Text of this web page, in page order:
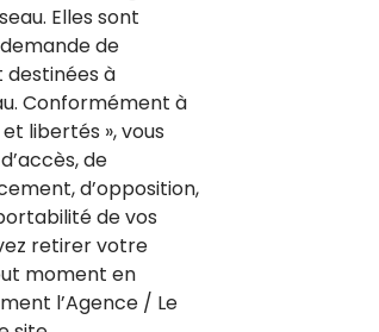
Elles sont
de
destinées à
Conformément à
libertés », vous
de
d’opposition,
de vos
retirer votre
moment en
l’Agence / Le